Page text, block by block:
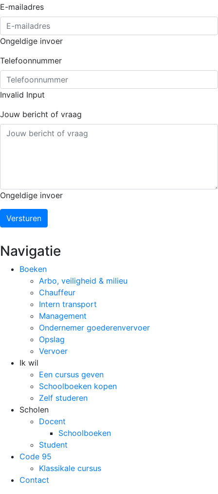
E-mailadres
Ongeldige invoer
Telefoonnummer
Invalid Input
Jouw bericht of vraag
Ongeldige invoer
Versturen
Navigatie
Boeken
Arbo, veiligheid & milieu
Chauffeur
Intern transport
Management
Ondernemer goederenvervoer
Opslag
Vervoer
Ik wil
Een cursus geven
Schoolboeken kopen
Zelf studeren
Scholen
Docent
Schoolboeken
Student
Code 95
Klassikale cursus
Contact